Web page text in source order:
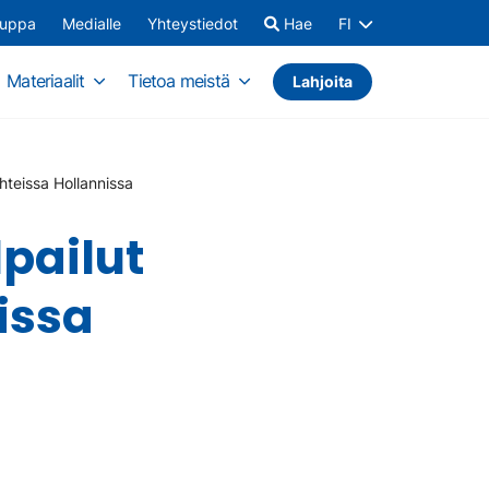
Medialle Yhteystiedot Hae FI
Materiaalit Tietoa meistä Lahjoita
Hollannissa